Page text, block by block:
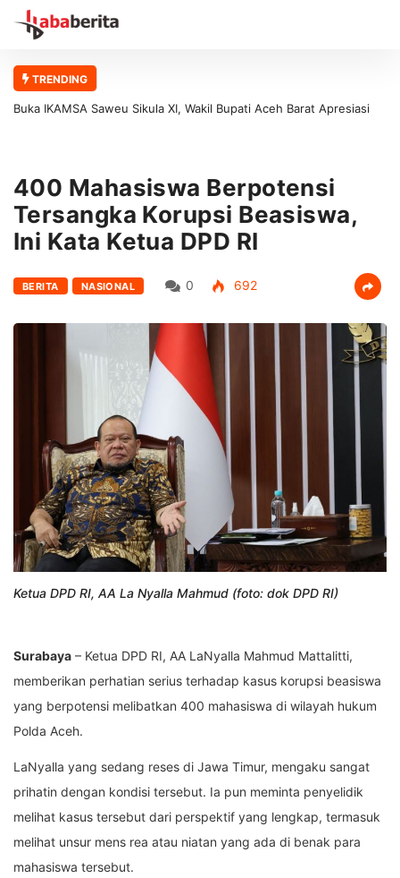
TRENDING
Buka IKAMSA Saweu Sikula XI, Wakil Bupati Aceh Barat Apresiasi
400 Mahasiswa Berpotensi
Tersangka Korupsi Beasiswa,
Ini Kata Ketua DPD RI
BERITA NASIONAL 0 692
Ketua DPD RI, AA La Nyalla Mahmud (foto: dok DPD RI)
Surabaya – Ketua DPD RI, AA LaNyalla Mahmud Mattalitti,
memberikan perhatian serius terhadap kasus korupsi beasiswa
yang berpotensi melibatkan 400 mahasiswa di wilayah hukum
Polda Aceh.
LaNyalla yang sedang reses di Jawa Timur, mengaku sangat
prihatin dengan kondisi tersebut. Ia pun meminta penyelidik
melihat kasus tersebut dari perspektif yang lengkap, termasuk
melihat unsur mens rea atau niatan yang ada di benak para
mahasiswa tersebut.